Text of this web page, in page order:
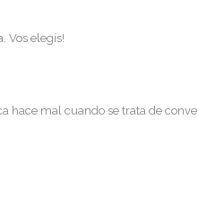
Vos elegís!
hace mal cuando se trata de